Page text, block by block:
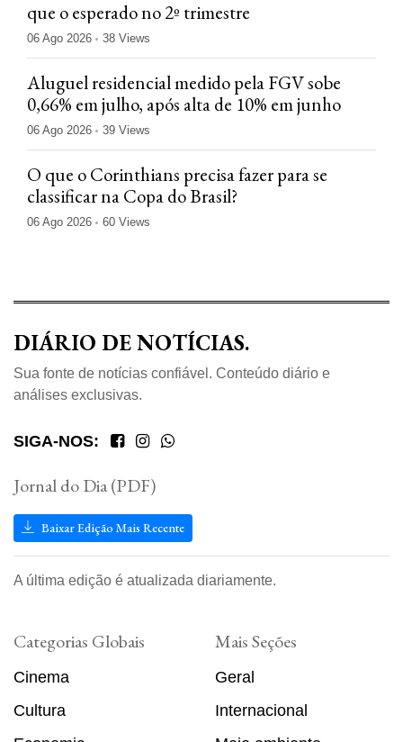
que o esperado no 2º trimestre
06 Ago 2026 38 Views
Aluguel residencial medido pela FGV sobe
0,66% em julho, após alta de 10% em junho
06 Ago 2026 39 Views
O que o Corinthians precisa fazer para se
classificar na Copa do Brasil?
06 Ago 2026 60 Views
DIÁRIO DE NOTÍCIAS.
Sua fonte de notícias confiável. Conteúdo diário e
análises exclusivas.
SIGA-NOS:
Jornal do Dia (PDF)
Baixar Edição Mais Recente
A última edição é atualizada diariamente.
Categorias Globais
Cinema
Cultura
Mais Seções
Geral
Internacional